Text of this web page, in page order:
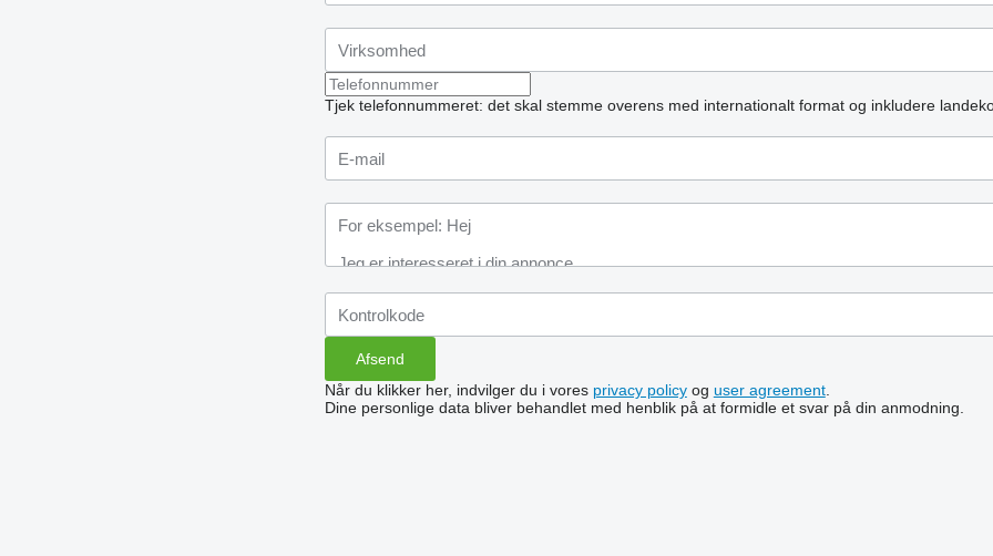
Tjek telefonnummeret: det skal stemme overens med internationalt format og inkludere
Når du klikker her, indvilger du i vores privacy policyog user agreement.
Dine personlige data bliver behandlet med henblik på at formidle et svar på din anmodning.